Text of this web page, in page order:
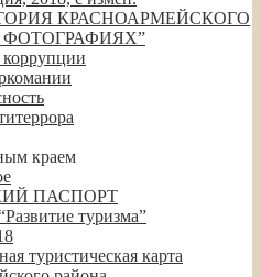
КРАСНОАРМЕЙСКОГО
краем
ПАСПОРТ
туризма”
туристическая карта